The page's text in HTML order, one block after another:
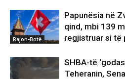
Rajon-Botë
Papunësia në
qind, mbi 139
regjistruar si të
SHBA-të
Teheranin,